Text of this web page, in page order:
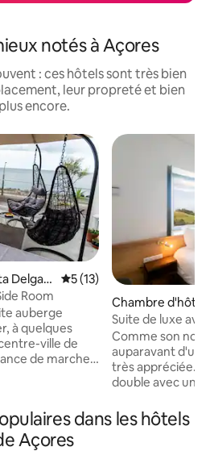
notés à Açores
: ces hôtels sont très bien
leur propreté et bien
plus encore.
Delgad
Évaluation moyenne sur la
5 (13)
Room
auberge
à quelques
ville de
de marche
par câble,
et des salles de
vous dans le
sur la
Chambre d'hôtel
Suite de luxe
partielle sur
Comme son nom
auparavant
très appréciée.
double avec une
sens. Les lève-
par des levers de
dans les hôtels
Açores